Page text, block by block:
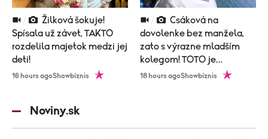
Spísala už závet, TAKTO
rozdelila majetok medzi jej
deti!
16 hours agoShowbiznis
dovolenke bez manžela,
zato s výrazne mladším
kolegom! TOTO je
vysvetlenie!
18 hours agoShowbiznis
Noviny.sk